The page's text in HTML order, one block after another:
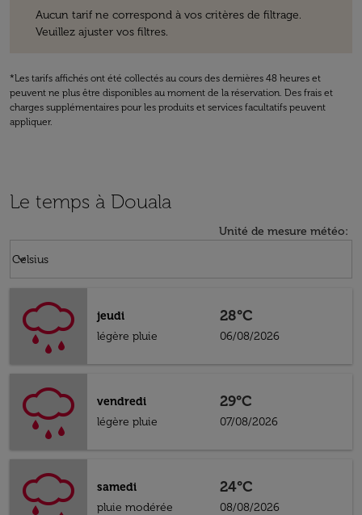
Aucun tarif ne correspond à vos critères de filtrage.
Veuillez ajuster vos filtres.
*Les tarifs affichés ont été collectés au cours des dernières 48 heures et
peuvent ne plus être disponibles au moment de la réservation. Des frais et
charges supplémentaires pour les produits et services facultatifs peuvent
appliquer.
Le temps à Douala
Unité de mesure météo:
Celsius
keyboard_arrow_down
jeudi
légère pluie
28°C
06/08/2026
vendredi
légère pluie
29°C
07/08/2026
samedi
pluie modérée
24°C
08/08/2026